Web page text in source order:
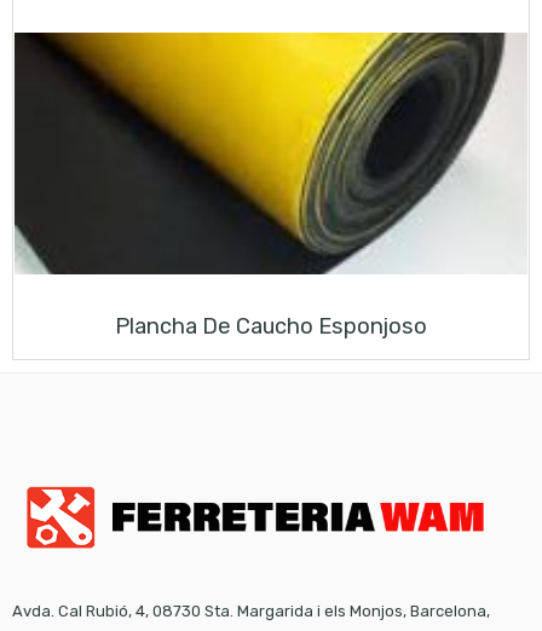
Plancha De Caucho Esponjoso
Avda. Cal Rubió, 4, 08730 Sta. Margarida i els Monjos, Barcelona,